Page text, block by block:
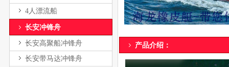
4人漂流船
长安冲锋舟
长安高聚船冲锋舟
长安带马达冲锋舟
产品介绍： 电话：